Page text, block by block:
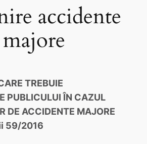
accidente
majore
TREBUIE
PUBLICULUIÎN CAZUL
DE ACCIDENTE MAJORE
59/2016